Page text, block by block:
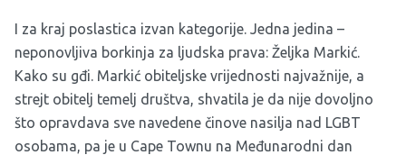
I za kraj poslastica izvan kategorije. Jedna jedina –
neponovljiva borkinja za ljudska prava: Željka Markić.
Kako su gđi. Markić obiteljske vrijednosti najvažnije, a
strejt obitelj temelj društva, shvatila je da nije dovoljno
što opravdava sve navedene činove nasilja nad LGBT
osobama, pa je u Cape Townu na Međunarodni dan